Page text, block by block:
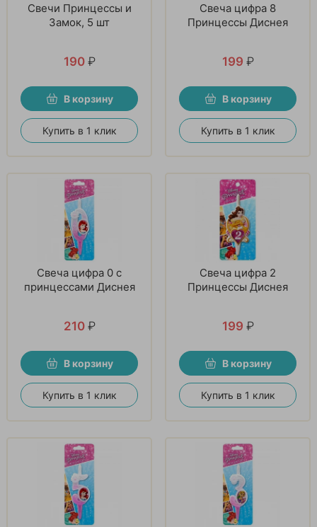
Свечи Принцессы и
Замок, 5 шт
190 ₽
В корзину
Купить в 1 клик
Свеча цифра 8
Принцессы Диснея
199 ₽
В корзину
Купить в 1 клик
Свеча цифра 0 с
принцессами Диснея
210 ₽
В корзину
Купить в 1 клик
Свеча цифра 2
Принцессы Диснея
199 ₽
В корзину
Купить в 1 клик